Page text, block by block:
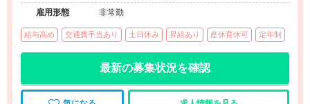
雇用形態
非常勤
給与高め 交通費手当あり 土日休み 昇給あり 産休育休可 定年制
最新の募集状況を確認